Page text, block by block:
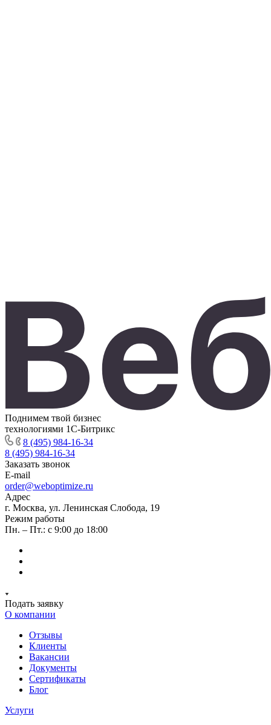
Поднимем твой бизнес
технологиями 1С-Битрикс
8 (495) 984-16-34
8 (495) 984-16-34
Заказать звонок
E-mail
order@weboptimize.ru
Адрес
г. Москва, ул. Ленинская Слобода, 19
Режим работы
Пн. – Пт.: с 9:00 до 18:00
Подать заявку
О компании
Отзывы
Клиенты
Вакансии
Документы
Сертификаты
Блог
Услуги